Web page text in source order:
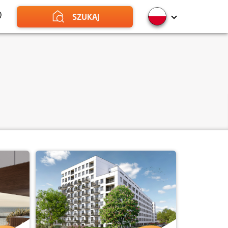
SZUKAJ